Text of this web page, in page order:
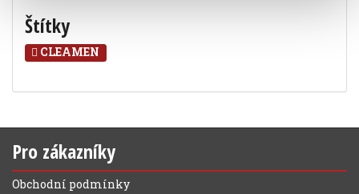
Štítky
CLEAMEN
Pro zákazníky
Obchodní podmínky